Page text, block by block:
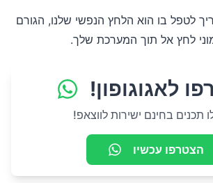
לטפל בו הוא הלחץ הנפשי שלנו, הגורם
לחץ אל תוך המערכת שלך.
לאגוגופון!
תכנים בחינם ישירות לווצאפ!
הצטרפו עכשיו